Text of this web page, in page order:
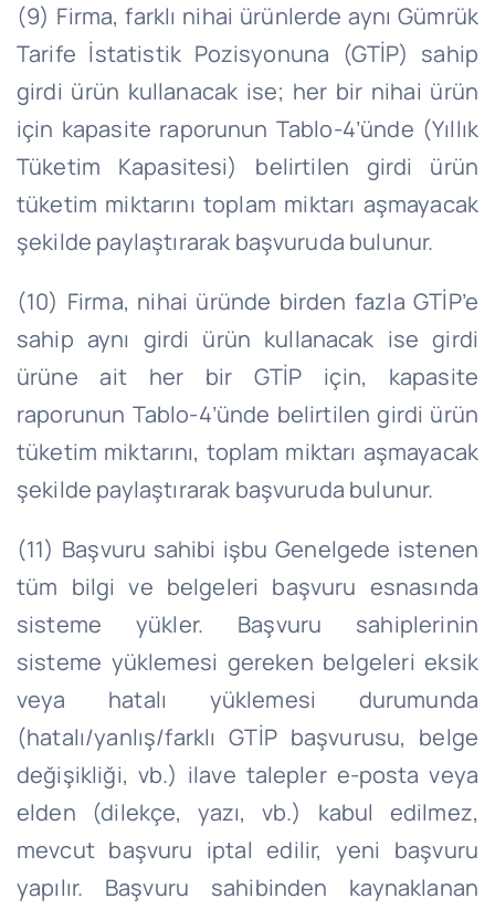
(9) Firma, farklı nihai ürünlerde aynı Gümrük
Tarife İstatistik Pozisyonuna (GTİP) sahip
girdi ürün kullanacak ise; her bir nihai ürün
için kapasite raporunun Tablo-4’ünde (Yıllık
Tüketim Kapasitesi) belirtilen girdi ürün
tüketim miktarını toplam miktarı aşmayacak
şekilde paylaştırarak başvuruda bulunur.
(10) Firma, nihai üründe birden fazla GTİP’e
sahip aynı girdi ürün kullanacak ise girdi
ürüne ait her bir GTİP için, kapasite
raporunun Tablo-4’ünde belirtilen girdi ürün
tüketim miktarını, toplam miktarı aşmayacak
şekilde paylaştırarak başvuruda bulunur.
(11) Başvuru sahibi işbu Genelgede istenen
tüm bilgi ve belgeleri başvuru esnasında
sisteme yükler. Başvuru sahiplerinin
sisteme yüklemesi gereken belgeleri eksik
veya hatalı yüklemesi durumunda
(hatalı/yanlış/farklı GTİP başvurusu, belge
değişikliği, vb.) ilave talepler e-posta veya
elden (dilekçe, yazı, vb.) kabul edilmez,
mevcut başvuru iptal edilir, yeni başvuru
yapılır. Başvuru sahibinden kaynaklanan